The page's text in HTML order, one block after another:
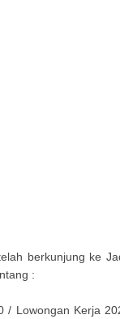
berkunjung ke
:
Lowongan Kerja